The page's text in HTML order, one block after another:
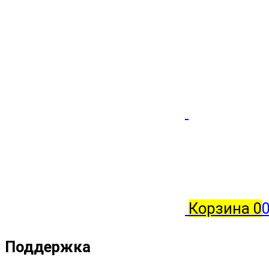
Корзина 0
Поддержка